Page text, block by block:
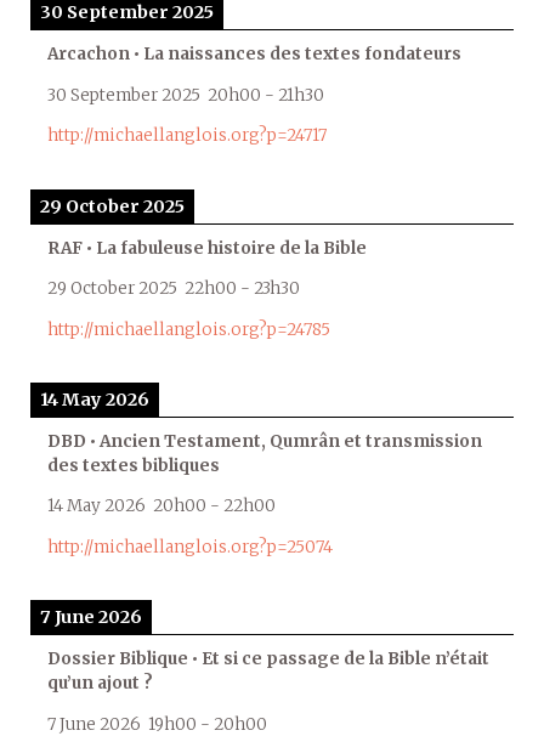
30 September 2025
Arcachon • La naissances des textes fondateurs
30 September 2025 20h00 - 21h30
http://michaellanglois.org?p=24717
29 October 2025
RAF • La fabuleuse histoire de la Bible
29 October 2025 22h00 - 23h30
http://michaellanglois.org?p=24785
14 May 2026
DBD • Ancien Testament, Qumrân et transmission
des textes bibliques
14 May 2026 20h00 - 22h00
http://michaellanglois.org?p=25074
7 June 2026
Dossier Biblique • Et si ce passage de la Bible n’était
qu’un ajout ?
7 June 2026 19h00 - 20h00